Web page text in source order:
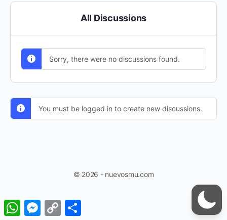
All Discussions
Sorry, there were no discussions found.
You must be logged in to create new discussions.
© 2026 - nuevosmu.com
WhatsAppMessenger
Copy
Link